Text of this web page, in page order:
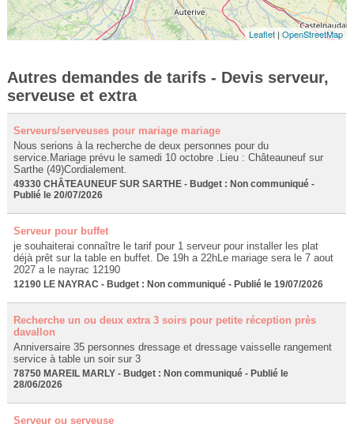
Leaflet |OpenStreetMap
Autres demandes de tarifs - Devis serveur,
serveuse et extra
Serveurs/serveuses pour mariage mariage
Nous serions à la recherche de deux personnes pour du
service.Mariage prévu le samedi 10 octobre .Lieu : Châteauneuf sur
Sarthe (49)Cordialement.
49330 CHÂTEAUNEUF SUR SARTHE - Budget : Non communiqué -
Publié le 20/07/2026
Serveur pour buffet
je souhaiterai connaître le tarif pour 1 serveur pour installer les plat
déjà prêt sur la table en buffet. De 19h a 22hLe mariage sera le 7 aout
2027 a le nayrac 12190
12190 LE NAYRAC - Budget : Non communiqué - Publié le 19/07/2026
Recherche un ou deux extra 3 soirs pour petite réception près
davallon
Anniversaire 35 personnes dressage et dressage vaisselle rangement
service à table un soir sur 3
78750 MAREIL MARLY - Budget : Non communiqué - Publié le
28/06/2026
Serveur ou serveuse